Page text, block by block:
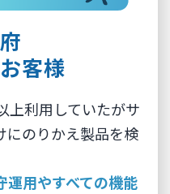
客様
上利用していたがサ
にのりかえ製品を検
運用やすべての機能